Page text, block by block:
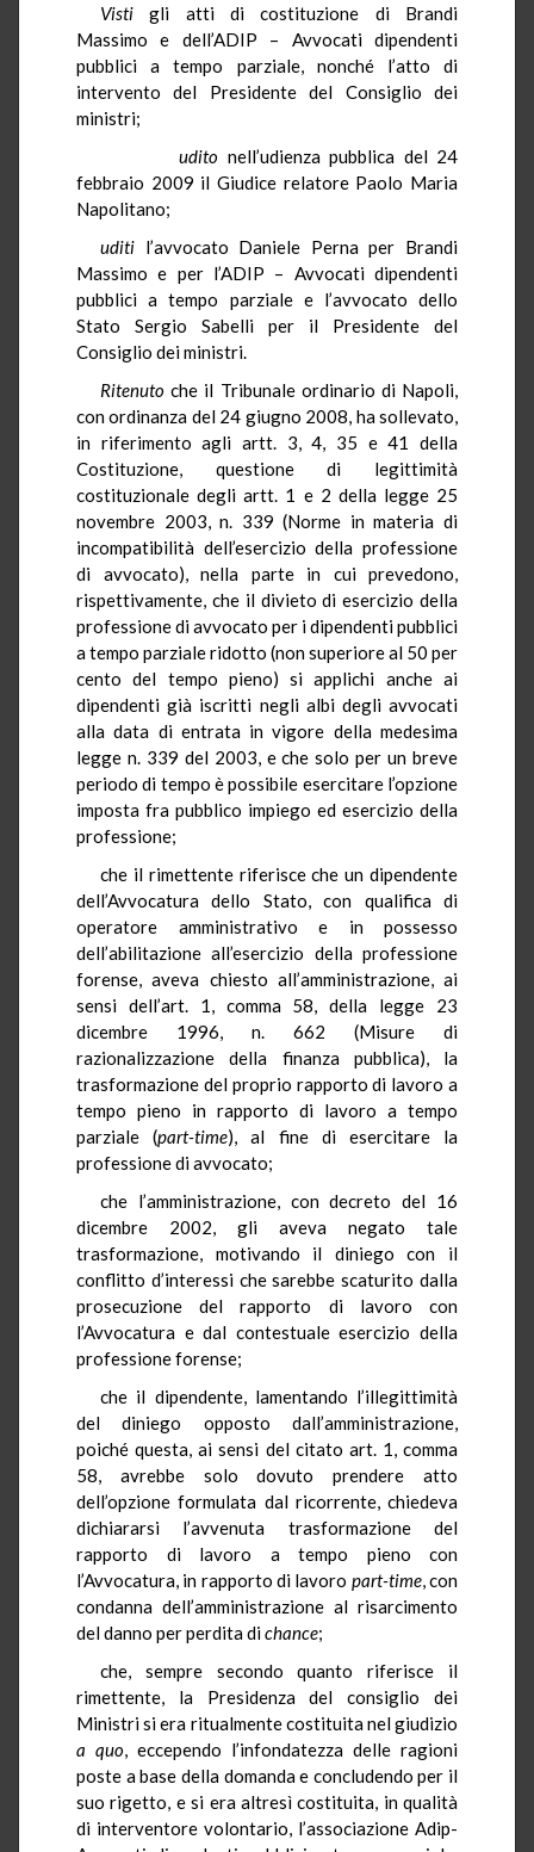
Visti gli atti di costituzione di Brandi
Massimo e dell’ADIP – Avvocati dipendenti
pubblici a tempo parziale, nonché l’atto di
intervento del Presidente del Consiglio dei
ministri;
udito nell’udienza pubblica del 24
febbraio 2009 il Giudice relatore Paolo Maria
Napolitano;
uditi l’avvocato Daniele Perna per Brandi
Massimo e per l’ADIP – Avvocati dipendenti
pubblici a tempo parziale e l’avvocato dello
Stato Sergio Sabelli per il Presidente del
Consiglio dei ministri.
Ritenutoche il Tribunale ordinario di Napoli,
con ordinanza del 24 giugno 2008, ha sollevato,
in riferimento agli artt. 3, 4, 35 e 41 della
Costituzione, questione di legittimità
costituzionale degli artt. 1 e 2 della legge 25
novembre 2003, n. 339 (Norme in materia di
incompatibilità dell’esercizio della professione
di avvocato), nella parte in cui prevedono,
rispettivamente, che il divieto di esercizio della
professione di avvocato per i dipendenti pubblici
a tempo parziale ridotto (non superiore al 50 per
cento del tempo pieno) si applichi anche ai
dipendenti già iscritti negli albi degli avvocati
alla data di entrata in vigore della medesima
legge n. 339 del 2003, e che solo per un breve
periodo di tempo è possibile esercitare l’opzione
imposta fra pubblico impiego ed esercizio della
professione;
che il rimettente riferisce che un dipendente
dell’Avvocatura dello Stato, con qualifica di
operatore amministrativo e in possesso
dell’abilitazione all’esercizio della professione
forense, aveva chiesto all’amministrazione, ai
sensi dell’art. 1, comma 58, della legge 23
dicembre 1996, n. 662 (Misure di
razionalizzazione della finanza pubblica), la
trasformazione del proprio rapporto di lavoro a
tempo pieno in rapporto di lavoro a tempo
parziale (part-time), al fine di esercitare la
professione di avvocato;
che l’amministrazione, con decreto del 16
dicembre 2002, gli aveva negato tale
trasformazione, motivando il diniego con il
conflitto d’interessi che sarebbe scaturito dalla
prosecuzione del rapporto di lavoro con
l’Avvocatura e dal contestuale esercizio della
professione forense;
che il dipendente, lamentando l’illegittimità
del diniego opposto dall’amministrazione,
poiché questa, ai sensi del citato art. 1, comma
58, avrebbe solo dovuto prendere atto
dell’opzione formulata dal ricorrente, chiedeva
dichiararsi l’avvenuta trasformazione del
rapporto di lavoro a tempo pieno con
l’Avvocatura, in rapporto di lavoro part-time, con
condanna dell’amministrazione al risarcimento
del danno per perdita dichance;
che, sempre secondo quanto riferisce il
rimettente, la Presidenza del consiglio dei
Ministri si era ritualmente costituitanel giudizio
a quo, eccependo l’infondatezza delle ragioni
poste a base della domanda e concludendo per il
suo rigetto, e si era altresì costituita, in qualità
di interventore volontario, l’associazione Adip-